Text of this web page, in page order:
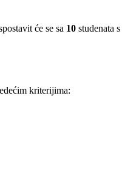
će se sa 10 studenata
kriterijima: